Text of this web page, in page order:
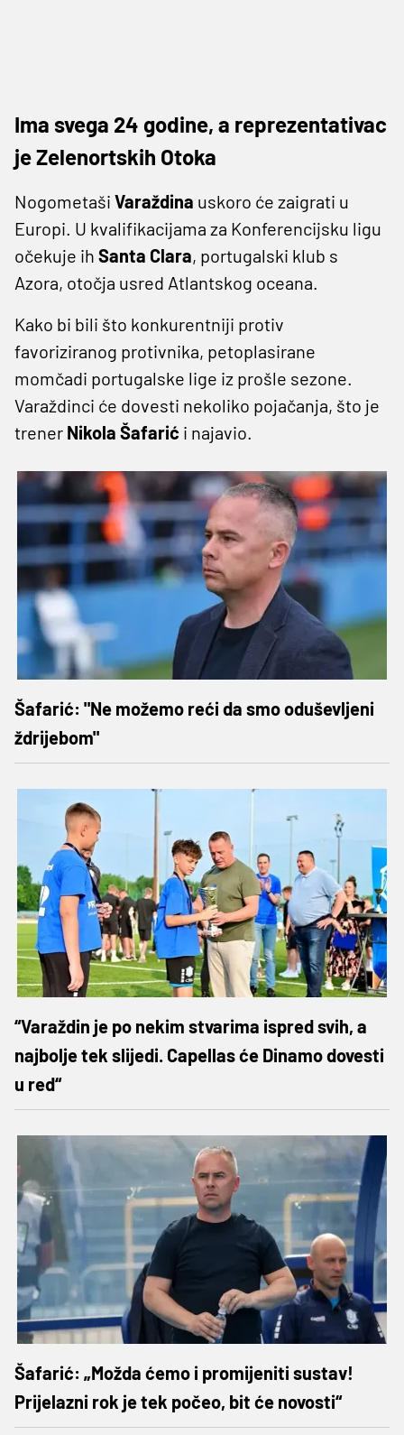
Ima svega 24 godine, a reprezentativac
je Zelenortskih Otoka
Nogometaši Varaždina uskoro će zaigrati u
Europi. U kvalifikacijama za Konferencijsku ligu
očekuje ih Santa Clara, portugalski klub s
Azora, otočja usred Atlantskog oceana.
Kako bi bili što konkurentniji protiv
favoriziranog protivnika, petoplasirane
momčadi portugalske lige iz prošle sezone.
Varaždinci će dovesti nekoliko pojačanja, što je
trener Nikola Šafarić i najavio.
Šafarić: "Ne možemo reći da smo oduševljeni
ždrijebom"
“Varaždin je po nekim stvarima ispred svih, a
najbolje tek slijedi. Capellas će Dinamo dovesti
u red“
Šafarić: „Možda ćemo i promijeniti sustav!
Prijelazni rok je tek počeo, bit će novosti“